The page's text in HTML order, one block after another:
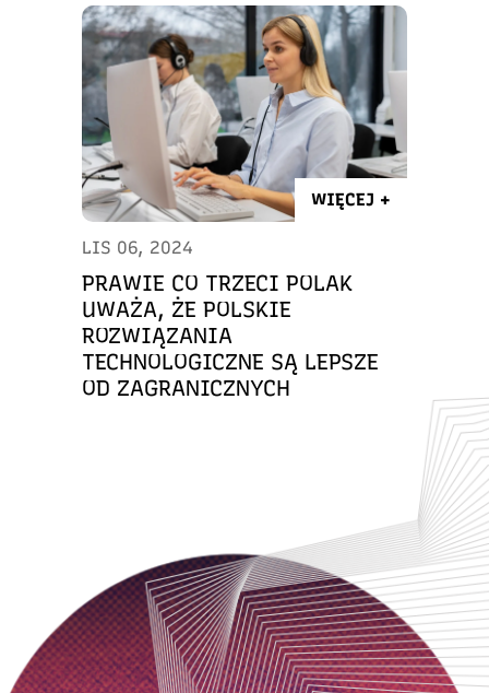
WIĘCEJ +
LIS 06, 2024
PRAWIE CO TRZECI POLAK
UWAŻA, ŻE POLSKIE
ROZWIĄZANIA
TECHNOLOGICZNE SĄ LEPSZE
OD ZAGRANICZNYCH